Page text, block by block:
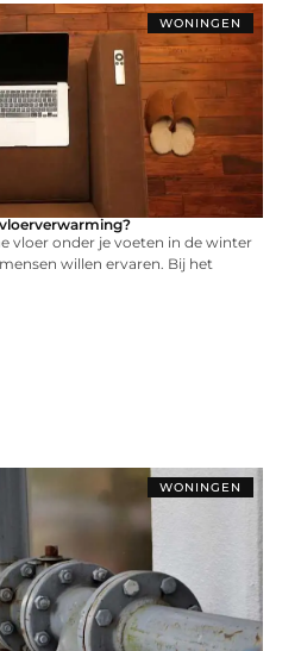
WONINGEN
vloer onder je voeten in de winter
willen ervaren. Bij het
WONINGEN